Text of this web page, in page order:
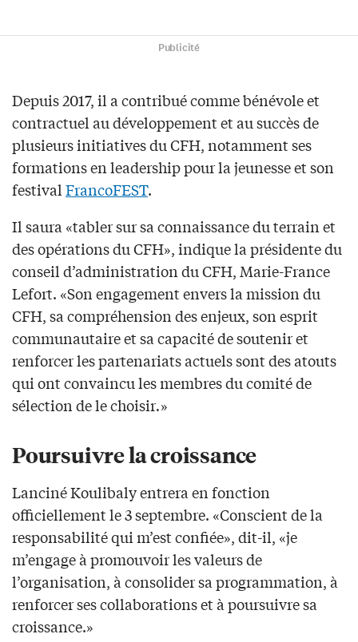
Publicité
Depuis 2017, il a contribué comme bénévole et
contractuel au développement et au succès de
plusieurs initiatives du CFH, notamment ses
formations en leadership pour la jeunesse et son
festival FrancoFEST.
Il saura «tabler sur sa connaissance du terrain et
des opérations du CFH», indique la présidente du
conseil d’administration du CFH, Marie-France
Lefort. «Son engagement envers la mission du
CFH, sa compréhension des enjeux, son esprit
communautaire et sa capacité de soutenir et
renforcer les partenariats actuels sont des atouts
qui ont convaincu les membres du comité de
sélection de le choisir.»
Poursuivre la croissance
Lanciné Koulibaly entrera en fonction
officiellement le 3 septembre. «Conscient de la
responsabilité qui m’est confiée», dit-il, «je
m’engage à promouvoir les valeurs de
l’organisation, à consolider sa programmation, à
renforcer ses collaborations et à poursuivre sa
croissance.»